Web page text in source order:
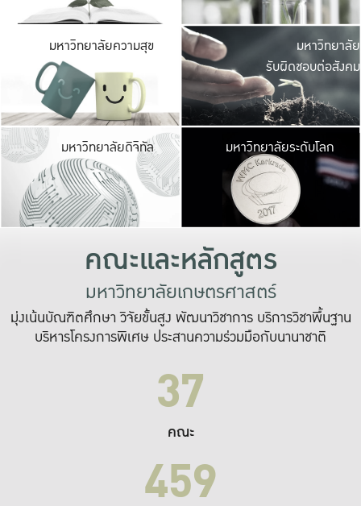
มหาวิทยาลัยความสุข มหาวิ
ค
เปิดประ
และพบเรื่องราวใ
มหาวิทยาลัย
รับผิดชอบต่อสังคม
มหาวิทยาลัยดิจิทัล มหาวิ
เปลี่ยนแปลง แล
เพื่อทำง
ระบบสารสนเทศ
มหาวิทยาลัยระดับโลก
คณะและหลักสูตร
มหาวิทยาลัยเกษตรศาสตร์
มุ่งเน้นบัณฑิตศึกษา วิจัยขั้นสูง พัฒนาวิชาการ บริการวิชาพื้นฐาน
บริหารโครงการพิเศษ ประสานความร่วมมือกับนานาชาติ
37
คณะ
459